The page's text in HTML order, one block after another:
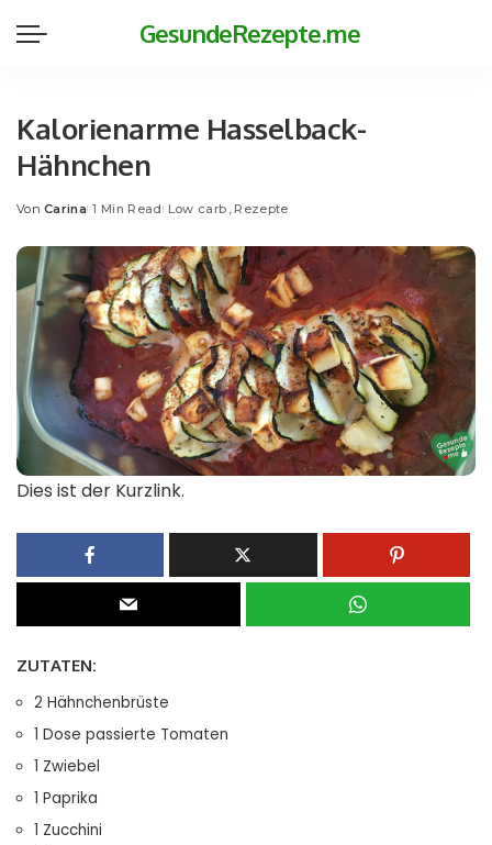
GesundeRezepte.me
Kalorienarme Hasselback-
Hähnchen
Posted
Von Carina 1 Min Read Low carb Rezepte
Dies ist der Kurzlink.
ZUTATEN:
2 Hähnchenbrüste
1 Dose passierte Tomaten
1 Zwiebel
1 Paprika
1 Zucchini